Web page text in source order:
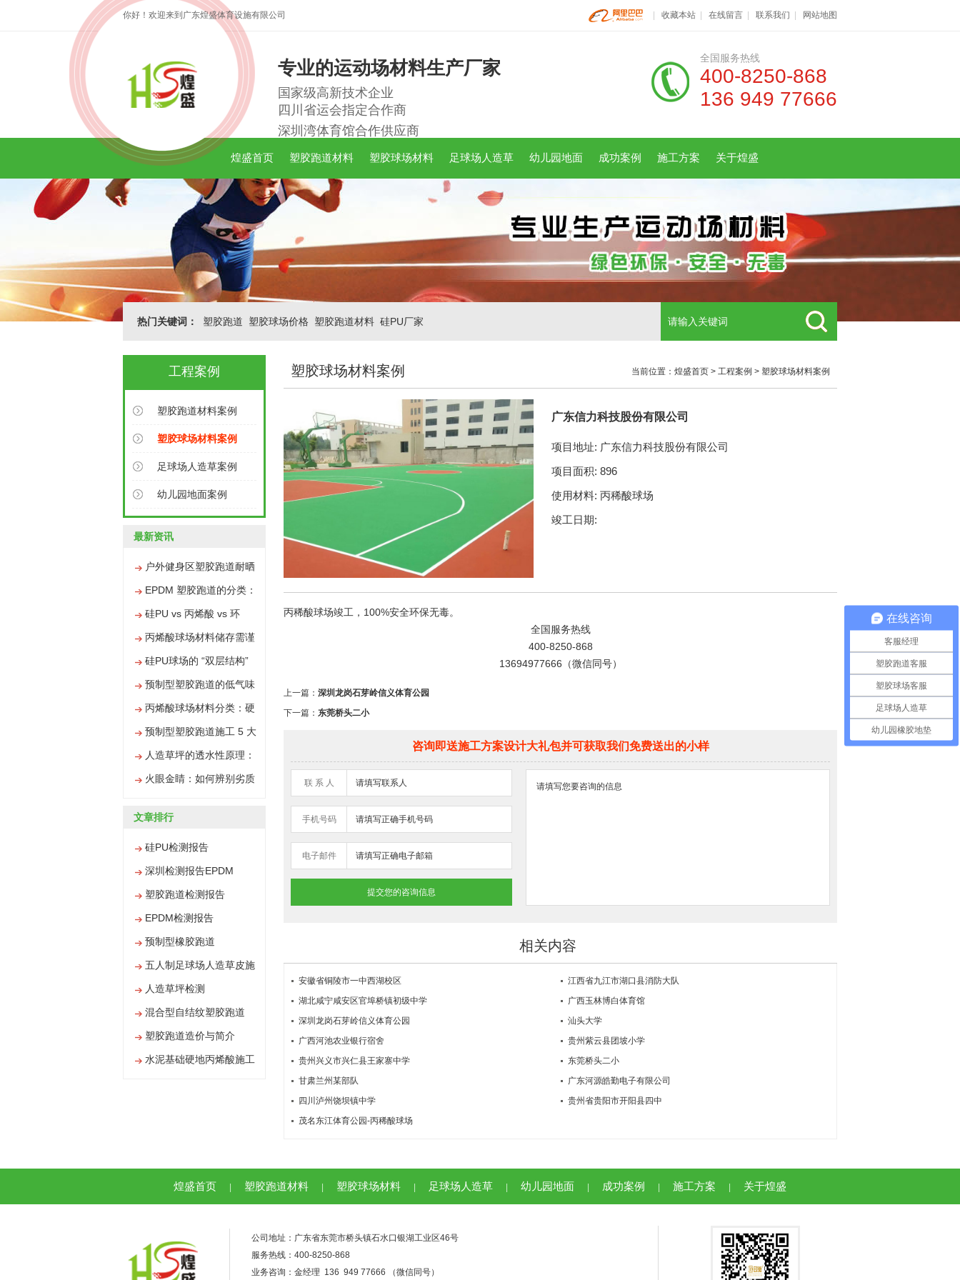
你好！欢迎来到广东煌盛体育设施有限公司 收藏本站 在线留言 联系我们 网站地图
专业的运动场材料生产厂家
国家级高新技术企业
四川省运会指定合作商
深圳湾体育馆合作供应商
全国服务热线
400-8250-868
136 949 77666
煌盛首页 塑胶跑道材料 塑胶球场材料 足球场人造草 幼儿园地面 成功案例 施工方案 关于煌盛
热门关键词： 塑胶跑道 塑胶球场价格 塑胶跑道材料 硅PU厂家
工程案例
塑胶跑道材料案例
塑胶球场材料案例
足球场人造草案例
幼儿园地面案例
最新资讯
户外健身区塑胶跑道耐晒
防水施工技巧
EPDM 塑胶跑道的分类：
彩色颗粒与普通颗粒有何
不同
硅PU vs 丙烯酸 vs 环
氧，三大球场材料区别全
解析
丙烯酸球场材料储存需谨
慎，搞错易变质
硅PU球场的 “双层结构”
优势，碾压传统球场材料
预制型塑胶跑道的低气味
优势，铺装后快速投入使
用
丙烯酸球场材料分类：硬
地型与弹性型的差异解析
预制型塑胶跑道施工 5 大
步骤，比传统跑道简单太
多
人造草坪的透水性原理：
雨天不积水的秘密
火眼金睛：如何辨别劣质
文章排行
硅PU检测报告
深圳检测报告EPDM
塑胶跑道检测报告
EPDM检测报告
预制型橡胶跑道
五人制足球场人造草皮施
工
人造草坪检测
混合型自结纹塑胶跑道
塑胶跑道造价与简介
水泥基础硬地丙烯酸施工
塑胶球场材料案例 当前位置： 煌盛首页 > 工程案例 > 塑胶球场材料案例
广东信力科技股份有限公司
项目地址: 广东信力科技股份有限公司
项目面积: 896
使用材料: 丙稀酸球场
竣工日期:
丙稀酸球场竣工， 100%安全环保无毒。
全国服务热线
400-8250-868
13694977666（微信同号）
上一篇： 深圳龙岗石芽岭信义体育公园
下一篇： 东莞桥头二小
咨询即送施工方案设计大礼包并可获取我们免费送出的小样
联 系 人
手机号码
电子邮件
相关内容
安徽省铜陵市一中西湖校区
江西省九江市湖口县消防大队
湖北咸宁咸安区官埠桥镇初级中学
广西玉林博白体育馆
深圳龙岗石芽岭信义体育公园
汕头大学
广西河池农业银行宿舍
贵州紫云县团坡小学
贵州兴义市兴仁县王家寨中学
东莞桥头二小
甘肃兰州某部队
广东河源皓勤电子有限公司
四川泸州饶坝镇中学
贵州省贵阳市开阳县四中
茂名东江体育公园-丙稀酸球场
煌盛首页 塑胶跑道材料 塑胶球场材料 足球场人造草 幼儿园地面 成功案例 施工方案 关于煌盛
公司地址：广东省东莞市桥头镇石水口银湖工业区46号
服务热线：400-8250-868
业务咨询：金经理 136 949 77666 （微信同号）
在线咨询
客服经理
塑胶跑道客服
塑胶球场客服
足球场人造草
幼儿园橡胶地垫